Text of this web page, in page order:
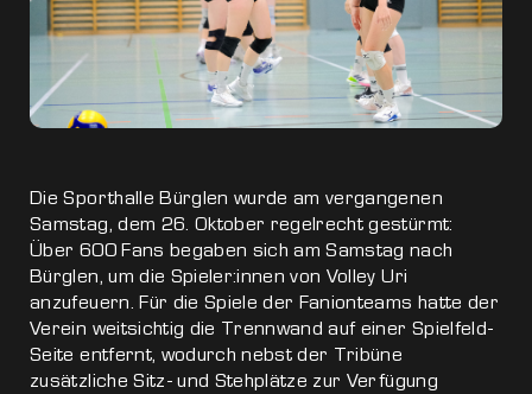
Die Sporthalle Bürglen wurde am vergangenen
Samstag, dem 26. Oktober regelrecht gestürmt:
Über 600 Fans begaben sich am Samstag nach
Bürglen, um die Spieler:innen von Volley Uri
anzufeuern. Für die Spiele der Fanionteams hatte der
Verein weitsichtig die Trennwand auf einer Spielfeld-
Seite entfernt, wodurch nebst der Tribüne
zusätzliche Sitz- und Stehplätze zur Verfügung